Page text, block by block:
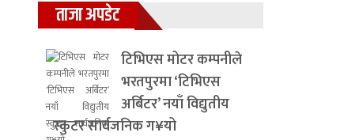
ताजा अपडेट
टिभिएस मोटर कम्पनीले
भरतपुरमा ‘टिभिएस
अर्बिटर’ नयाँ विद्युतीय
स्कुटर सार्वजनिक ग¥यो